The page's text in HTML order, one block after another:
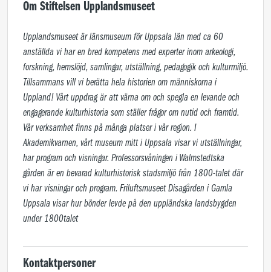
Om Stiftelsen Upplandsmuseet
Upplandsmuseet är länsmuseum för Uppsala län med ca 60
anställda vi har en bred kompetens med experter inom arkeologi,
forskning, hemslöjd, samlingar, utställning, pedagogik och kulturmiljö.
Tillsammans vill vi berätta hela historien om människorna i
Uppland! Vårt uppdrag är att värna om och spegla en levande och
engagerande kulturhistoria som ställer frågor om nutid och framtid.
Vår verksamhet finns på många platser i vår region. I
Akademikvarnen, vårt museum mitt i Uppsala visar vi utställningar,
har program och visningar. Professorsvåningen i Walmstedtska
gården är en bevarad kulturhistorisk stadsmiljö från 1800-talet där
vi har visningar och program. Friluftsmuseet Disagården i Gamla
Uppsala visar hur bönder levde på den uppländska landsbygden
under 1800talet
Kontaktpersoner